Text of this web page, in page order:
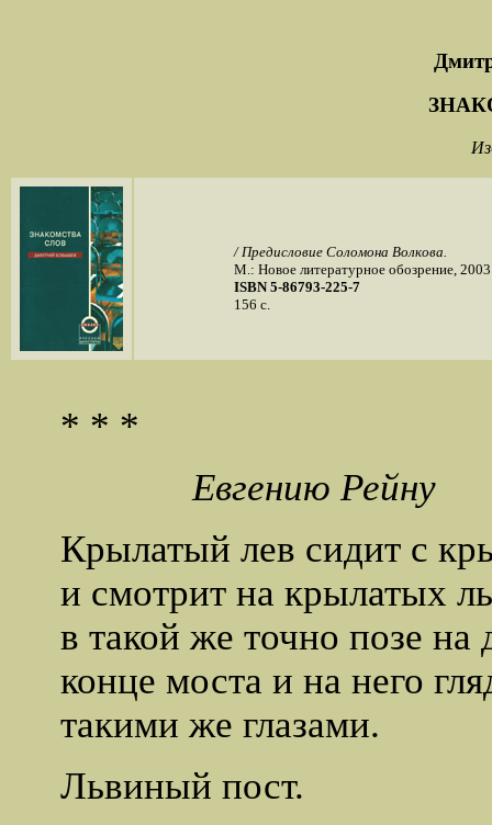
/ Предисловие Соломона Волкова.
М.: Новое литературное обозрение,
ISBN 5-86793-225-7
156 с.
* * *
Евгению Рейну
Крылатый лев сидит с
и смотрит на крылатых
в такой же точно позе на
конце моста и на него
такими же глазами.
Львиный пост.